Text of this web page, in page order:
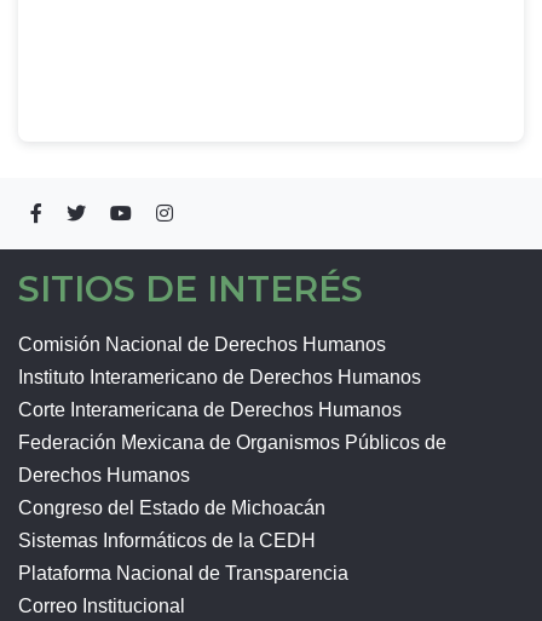
SITIOS DE INTERÉS
Comisión Nacional de Derechos Humanos
Instituto Interamericano de Derechos Humanos
Corte Interamericana de Derechos Humanos
Federación Mexicana de Organismos Públicos de
Derechos Humanos
Congreso del Estado de Michoacán
Sistemas Informáticos de la CEDH
Plataforma Nacional de Transparencia
Correo Institucional